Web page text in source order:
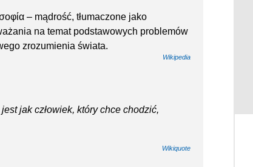
– mądrość, tłumaczone jako
na temat podstawowych problemów
zrozumienia świata.
Wikipedia
jak człowiek, który chce chodzić,
Wikiquote